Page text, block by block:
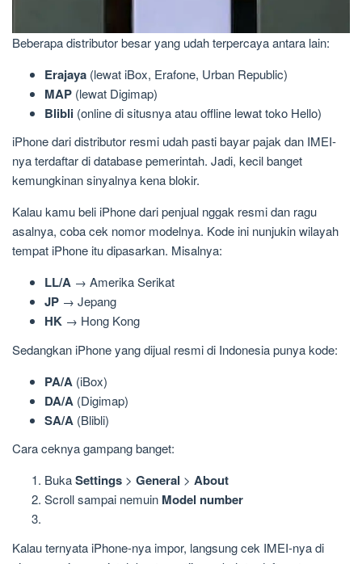
Beberapa distributor besar yang udah terpercaya antara lain:
Erajaya (lewat iBox, Erafone, Urban Republic)
MAP (lewat Digimap)
Blibli (online di situsnya atau offline lewat toko Hello)
iPhone dari distributor resmi udah pasti bayar pajak dan IMEI-
nya terdaftar di database pemerintah. Jadi, kecil banget
kemungkinan sinyalnya kena blokir.
Kalau kamu beli iPhone dari penjual nggak resmi dan ragu
asalnya, coba cek nomor modelnya. Kode ini nunjukin wilayah
tempat iPhone itu dipasarkan. Misalnya:
LL/A → Amerika Serikat
JP → Jepang
HK → Hong Kong
Sedangkan iPhone yang dijual resmi di Indonesia punya kode:
PA/A (iBox)
DA/A (Digimap)
SA/A (Blibli)
Cara ceknya gampang banget:
BukaSettings > General > About
Scroll sampai nemuin Model number
Kalau ternyata iPhone-nya impor, langsung cek IMEI-nya di